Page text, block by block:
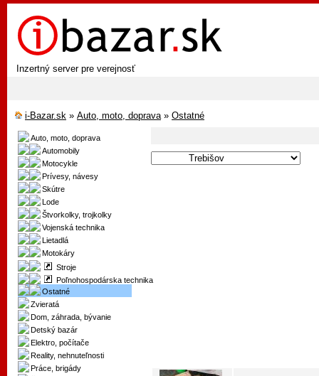
Inzertný server pre verejnosť
i-Bazar.sk » Auto, moto, doprava» Ostatné
Auto, moto, doprava
Automobily
Motocykle
Prívesy, návesy
Skútre
Lode
Štvorkolky, trojkolky
Vojenská technika
Lietadlá
Motokáry
Stroje
Poľnohospodárska technika
Ostatné
Zvieratá
Dom, záhrada, bývanie
Detský bazár
Elektro, počítače
Reality, nehnuteľnosti
Práce, brigády